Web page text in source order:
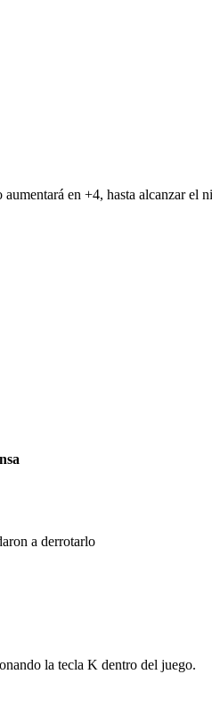
en +4, hasta alcanzar el
a derrotarlo
la tecla K dentro del juego.